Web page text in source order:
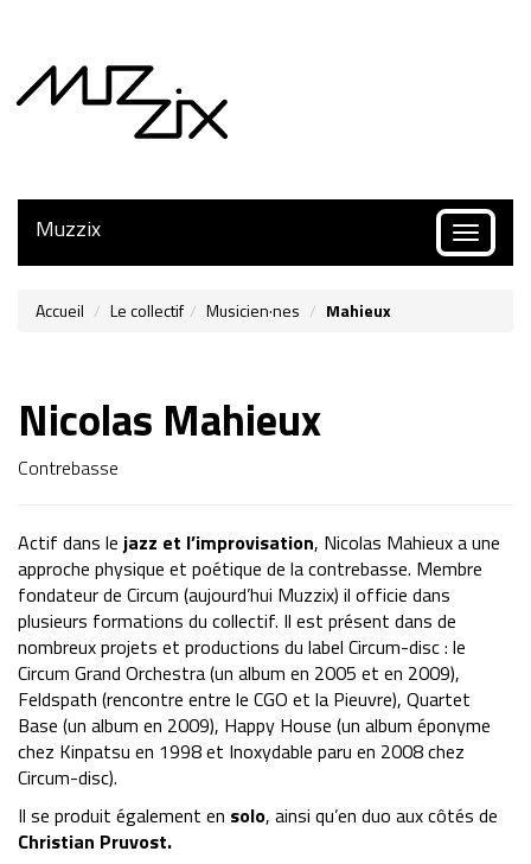
Toggle
Muzzix
Accueil Le collectif Musicien·nes Mahieux
Nicolas Mahieux
Contrebasse
Actif dans le jazz et l’improvisation, Nicolas Mahieux a une
approche physique et poétique de la contrebasse. Membre
fondateur de Circum (aujourd’hui Muzzix) il officie dans
plusieurs formations du collectif. Il est présent dans de
nombreux projets et productions du label Circum-disc : le
Circum Grand Orchestra (un album en 2005 et en 2009),
Feldspath (rencontre entre le CGO et la Pieuvre), Quartet
Base (un album en 2009), Happy House (un album éponyme
chez Kinpatsu en 1998 et Inoxydable paru en 2008 chez
Circum-disc).
Il se produit également en solo, ainsi qu’en duo aux côtés de
Christian Pruvost.